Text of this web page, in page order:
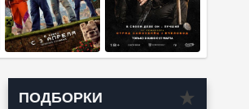
ПОДБОРКИ